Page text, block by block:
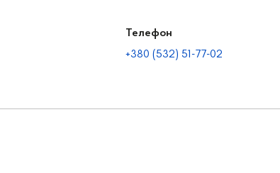
Телефон
+380 (532) 51-77-02